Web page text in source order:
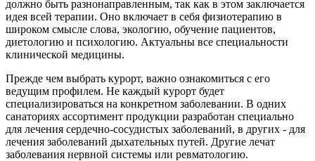
должно быть разнонаправленным, так как в этом заключается
идея всей терапии. Оно включает в себя физиотерапию в
широком смысле слова, экологию, обучение пациентов,
диетологию и психологию. Актуальны все специальности
клинической медицины.
Прежде чем выбрать курорт, важно ознакомиться с его
ведущим профилем. Не каждый курорт будет
специализироваться на конкретном заболевании. В одних
санаториях ассортимент продукции разработан специально
для лечения сердечно-сосудистых заболеваний, в других - для
лечения заболеваний дыхательных путей. Другие лечат
заболевания нервной системы или ревматологию.